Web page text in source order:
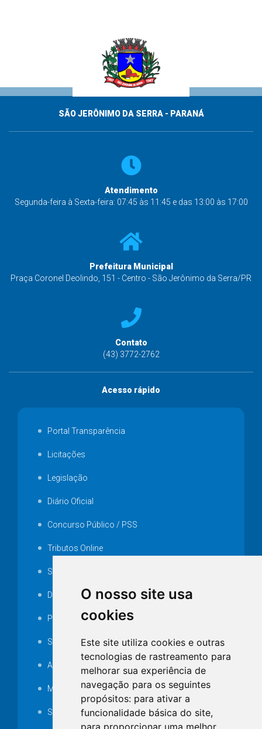
O nosso site usa
cookies
Este site utiliza cookies e outras
tecnologias de rastreamento para
melhorar sua experiência de
navegação para os seguintes
propósitos: para ativar a
funcionalidade básica do site,
para proporcionar uma melhor
SÃO JERÔNIMO DA SERRA - PARANÁ
Atendimento
Segunda-feira à Sexta-feira: 07:45 às 11:45 e das 13:00 às 17:00
Prefeitura Municipal
Praça Coronel Deolindo, 151 - Centro - São Jerônimo da Serra/PR
Contato
(43) 3772-2762
Acesso rápido
Portal Transparência
Licitações
Legislação
Diário Oficial
Concurso Público / PSS
Tributos Online
Serviços ISS-E
Decretos
Portarias
SAMAE
Audiência pública
MANUTENÇÃO DE ILUMINAÇÃO PÚBLICA
Serviços Técnicos TI